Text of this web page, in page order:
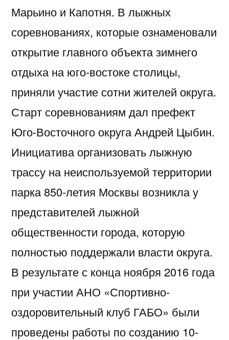
Марьино и Капотня. В лыжных
соревнованиях, которые ознаменовали
открытие главного объекта зимнего
отдыха на юго-востоке столицы,
приняли участие сотни жителей округа.
Старт соревнованиям дал префект
Юго-Восточного округа Андрей Цыбин.
Инициатива организовать лыжную
трассу на неиспользуемой территории
парка 850-летия Москвы возникла у
представителей лыжной
общественности города, которую
полностью поддержали власти округа.
В результате с конца ноября 2016 года
при участии АНО «Спортивно-
оздоровительный клуб ГАБО» были
проведены работы по созданию 10-